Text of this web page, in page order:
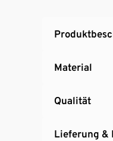
Material
Qualität
Lieferung &